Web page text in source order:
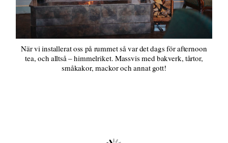
När vi installerat oss på rummet så var det dags för afternoon
tea, och alltså – himmelriket. Massvis med bakverk, tårtor,
småkakor, mackor och annat gott!